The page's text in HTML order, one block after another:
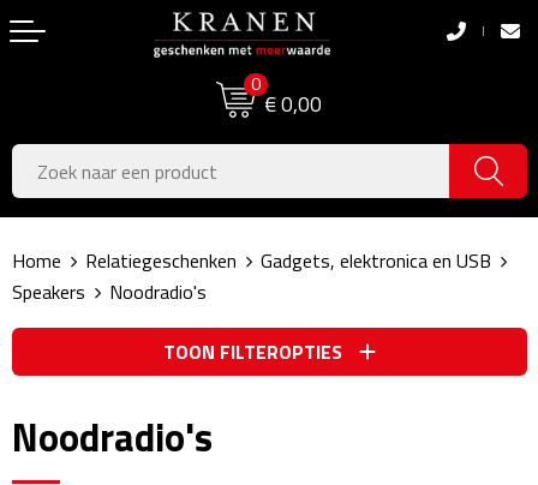
0
€ 0,00
Boodschappentassen
Boodschappentassen
Jute tassen
Katoenen draagtassen
Opvouwbare tassen
Papieren tassen
Schoudertassen
Pasen
Koningsdag
Zomer
Voetbal, EK & WK
Sinterklaas
Kerstpakketten
Home Relatiegeschenken
Gadgets, elektronica en USB
Speakers
Noodradio's
TOON FILTEROPTIES
Noodradio's